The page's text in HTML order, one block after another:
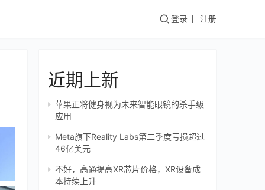
登录 注册
近期上新
苹果正将健身视为未来智能眼镜的杀手级
应用
Meta旗下Reality Labs第二季度亏损超过
46亿美元
不好，高通提高XR芯片价格，XR设备成
本持续上升